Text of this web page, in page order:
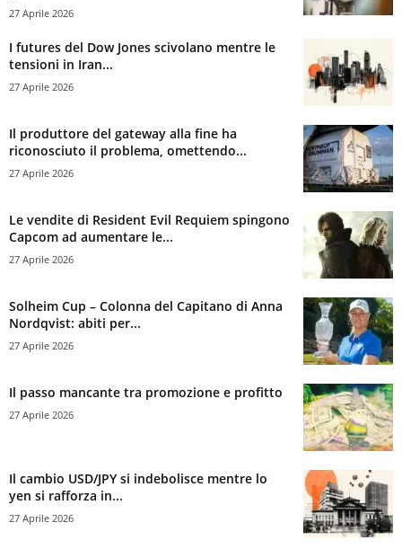
27 Aprile 2026
I futures del Dow Jones scivolano mentre le
tensioni in Iran...
27 Aprile 2026
Il produttore del gateway alla fine ha
riconosciuto il problema, omettendo...
27 Aprile 2026
Le vendite di Resident Evil Requiem spingono
Capcom ad aumentare le...
27 Aprile 2026
Solheim Cup – Colonna del Capitano di Anna
Nordqvist: abiti per...
27 Aprile 2026
Il passo mancante tra promozione e profitto
27 Aprile 2026
Il cambio USD/JPY si indebolisce mentre lo
yen si rafforza in...
27 Aprile 2026